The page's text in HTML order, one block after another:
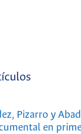
Pizarro y
en